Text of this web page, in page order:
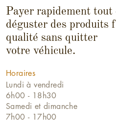
Payer rapidement tout
déguster des produits
qualité sans quitter
votre véhicule.
Horaires
Lundi à vendredi
6h00 - 18h30
Samedi et dimanche
7h00 - 17h00